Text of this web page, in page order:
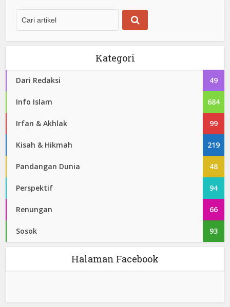
Kategori
Dari Redaksi 49
Info Islam 684
Irfan & Akhlak 99
Kisah & Hikmah 219
Pandangan Dunia 48
Perspektif 94
Renungan 66
Sosok 93
Halaman Facebook